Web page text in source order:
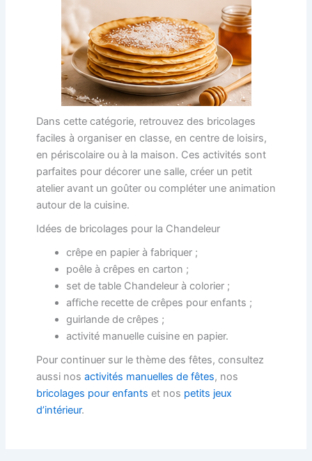
Dans cette catégorie, retrouvez des bricolages
faciles à organiser en classe, en centre de loisirs,
en périscolaire ou à la maison. Ces activités sont
parfaites pour décorer une salle, créer un petit
atelier avant un goûter ou compléter une animation
autour de la cuisine.
Idées de bricolages pour la Chandeleur
crêpe en papier à fabriquer ;
poêle à crêpes en carton ;
set de table Chandeleur à colorier ;
affiche recette de crêpes pour enfants ;
guirlande de crêpes ;
activité manuelle cuisine en papier.
Pour continuer sur le thème des fêtes, consultez
aussi nos activités manuelles de fêtes, nos
bricolages pour enfants et nos petits jeux
d’intérieur.